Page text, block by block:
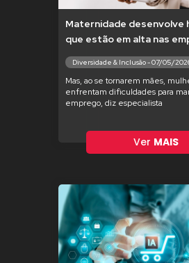
Maternidade desenvolve
que estão em alta nas
Diversidade & Inclusão - 07/05/
Mas, ao se tornarem mães,
enfrentam dificuldades para
emprego, diz especialista
Ver MAIS